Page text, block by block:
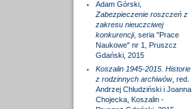
Adam Górski,
Zabezpieczenie roszczeń z
zakresu nieuczciwej
konkurencji, seria "Prace
Naukowe" nr 1, Pruszcz
Gdański, 2015
Koszalin 1945-2015. Historie
z rodzinnych archiwów, red.
Andrzej Chludziński i Joanna
Chojecka, Koszalin -